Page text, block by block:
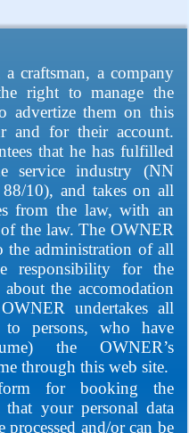
craftsman, a company
right to manage the
advertize them on this
and for their account.
that he has fulfilled
service industry (NN
10), and takes on all
from the law, with an
the law. The OWNER
the administration of all
responsibility for the
the accomodation
undertakes all
persons, who have
the OWNER’s
through this web site.
for booking the
that your personal data
and/or can be